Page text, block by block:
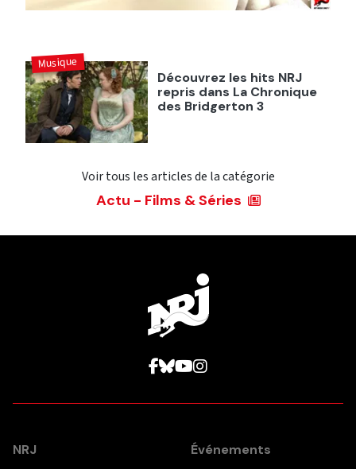
Découvrez les hits NRJ
repris dans La Chronique
des Bridgerton 3
Musique
Voir tous les articles de la catégorie
Actu - Films & Séries
NRJ Événements